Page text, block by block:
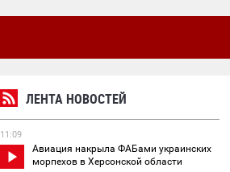
ЛЕНТА НОВОСТЕЙ
11:09
Авиация накрыла ФАБами украинских
морпехов в Херсонской области